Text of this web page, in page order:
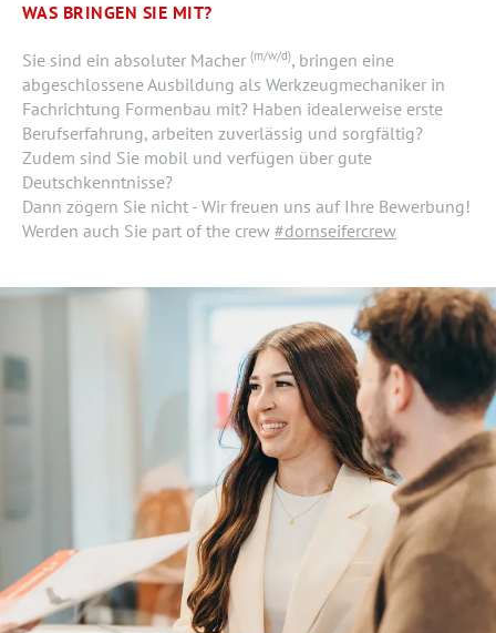
WAS BRINGEN SIE MIT?
Sie sind ein absoluter Macher (m/w/d), bringen eine
abgeschlossene Ausbildung als Werkzeugmechaniker in
Fachrichtung Formenbau mit? Haben idealerweise erste
Berufserfahrung, arbeiten zuverlässig und sorgfältig?
Zudem sind Sie mobil und verfügen über gute
Deutschkenntnisse?
Dann zögern Sie nicht - Wir freuen uns auf Ihre Bewerbung!
Werden auch Sie part of the crew #dornseifercrew